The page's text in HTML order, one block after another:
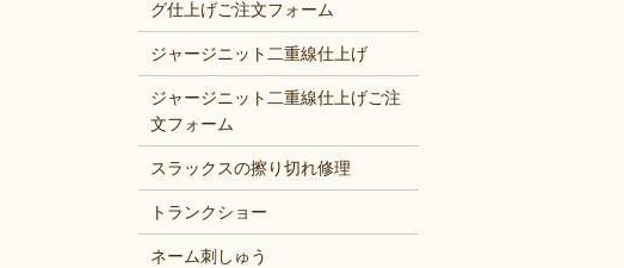
グ仕上げご注文フォーム
ジャージニット二重線仕上げ
ジャージニット二重線仕上げご注
文フォーム
スラックスの擦り切れ修理
トランクショー
ネーム刺しゅう